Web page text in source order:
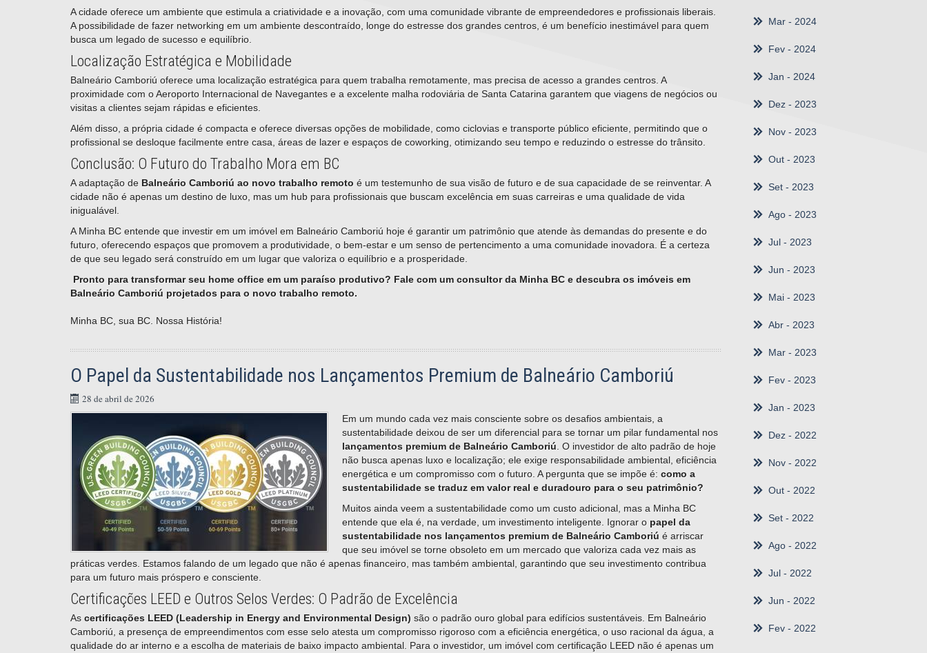
A cidade oferece um ambiente que estimula a criatividade e a inovação, com uma comunidade vibrante de empreendedores e profissionais liberais.
A possibilidade de fazer networking em um ambiente descontraído, longe do estresse dos grandes centros, é um benefício inestimável para quem
busca um legado de sucesso e equilíbrio.
Localização Estratégica e Mobilidade
Balneário Camboriú oferece uma localização estratégica para quem trabalha remotamente, mas precisa de acesso a grandes centros. A
proximidade com o Aeroporto Internacional de Navegantes e a excelente malha rodoviária de Santa Catarina garantem que viagens de negócios ou
visitas a clientes sejam rápidas e eficientes.
Além disso, a própria cidade é compacta e oferece diversas opções de mobilidade, como ciclovias e transporte público eficiente, permitindo que o
profissional se desloque facilmente entre casa, áreas de lazer e espaços de coworking, otimizando seu tempo e reduzindo o estresse do trânsito.
Conclusão: O Futuro do Trabalho Mora em BC
A adaptação de Balneário Camboriú ao novo trabalho remoto é um testemunho de sua visão de futuro e de sua capacidade de se reinventar. A
cidade não é apenas um destino de luxo, mas um hub para profissionais que buscam excelência em suas carreiras e uma qualidade de vida
inigualável.
A Minha BC entende que investir em um imóvel em Balneário Camboriú hoje é garantir um patrimônio que atende às demandas do presente e do
futuro, oferecendo espaços que promovem a produtividade, o bem-estar e um senso de pertencimento a uma comunidade inovadora. É a certeza
de que seu legado será construído em um lugar que valoriza o equilíbrio e a prosperidade.
Pronto para transformar seu home office em um paraíso produtivo? Fale com um consultor da Minha BC e descubra os imóveis em
Balneário Camboriú projetados para o novo trabalho remoto.
Minha BC, sua BC. Nossa História!
O Papel da Sustentabilidade nos Lançamentos Premium de Balneário Camboriú
28 de abril de 2026
Em um mundo cada vez mais consciente sobre os desafios ambientais, a
sustentabilidade deixou de ser um diferencial para se tornar um pilar fundamental nos
lançamentos premium de Balneário Camboriú . O investidor de alto padrão de hoje
não busca apenas luxo e localização; ele exige responsabilidade ambiental, eficiência
energética e um compromisso com o futuro. A pergunta que se impõe é: como a
sustentabilidade se traduz em valor real e duradouro para o seu patrimônio?
Muitos ainda veem a sustentabilidade como um custo adicional, mas a Minha BC
entende que ela é, na verdade, um investimento inteligente. Ignorar o papel da
sustentabilidade nos lançamentos premium de Balneário Camboriú é arriscar
que seu imóvel se torne obsoleto em um mercado que valoriza cada vez mais as
práticas verdes. Estamos falando de um legado que não é apenas financeiro, mas também ambiental, garantindo que seu investimento contribua
para um futuro mais próspero e consciente.
Certificações LEED e Outros Selos Verdes: O Padrão de Excelência
As certificações LEED (Leadership in Energy and Environmental Design) são o padrão ouro global para edifícios sustentáveis. Em Balneário
Camboriú, a presença de empreendimentos com esse selo atesta um compromisso rigoroso com a eficiência energética, o uso racional da água, a
qualidade do ar interno e a escolha de materiais de baixo impacto ambiental. Para o investidor, um imóvel com certificação LEED não é apenas um
Mar - 2024
Fev - 2024
Jan - 2024
Dez - 2023
Nov - 2023
Out - 2023
Set - 2023
Ago - 2023
Jul - 2023
Jun - 2023
Mai - 2023
Abr - 2023
Mar - 2023
Fev - 2023
Jan - 2023
Dez - 2022
Nov - 2022
Out - 2022
Set - 2022
Ago - 2022
Jul - 2022
Jun - 2022
Fev - 2022